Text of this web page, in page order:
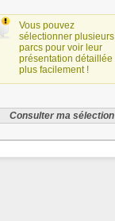
Vous pouvez
sélectionner plusieurs
parcs pour voir leur
présentation détaillée
plus facilement !